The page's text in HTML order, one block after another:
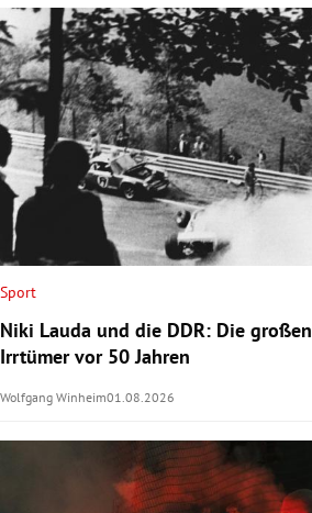
Sport
Niki Lauda und die DDR: Die großen
Irrtümer vor 50 Jahren
Wolfgang Winheim01.08.2026